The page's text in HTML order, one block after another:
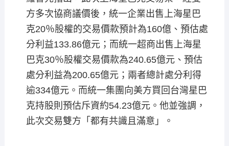
方多次協商議價後，統一企業出售上海星巴
克20％股權的交易價款預計為160億、預估處
分利益133.86億元；而統一超商出售上海星
巴克30％股權交易價款為240.65億元、預估
處分利益為200.65億元；兩者總計處分利得
逾334億元。而統一集團向美方買回台灣星巴
克持股則預估斥資約54.23億元。他並強調，
此次交易雙方「都有共識且滿意」。